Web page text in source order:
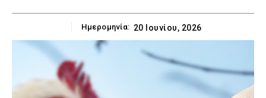
Ημερομηνία: 20 Ιουνίου, 2026